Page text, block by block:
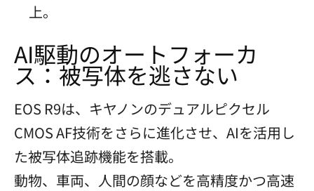
上。
AI駆動のオートフォーカ
ス：被写体を逃さない
EOS R9は、キヤノンのデュアルピクセル
CMOS AF技術をさらに進化させ、AIを活用し
た被写体追跡機能を搭載。
動物、車両、人間の顔などを高精度かつ高速